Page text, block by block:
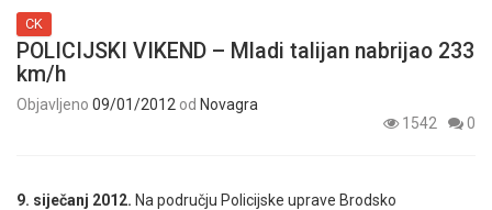
CK
POLICIJSKI VIKEND – Mladi talijan nabrijao 233
km/h
Objavljeno 09/01/2012 od Novagra
1542
0
9. siječanj 2012. Na području Policijske uprave Brodsko